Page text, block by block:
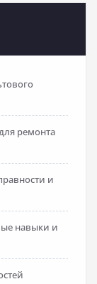
ремонта
и
навыки и